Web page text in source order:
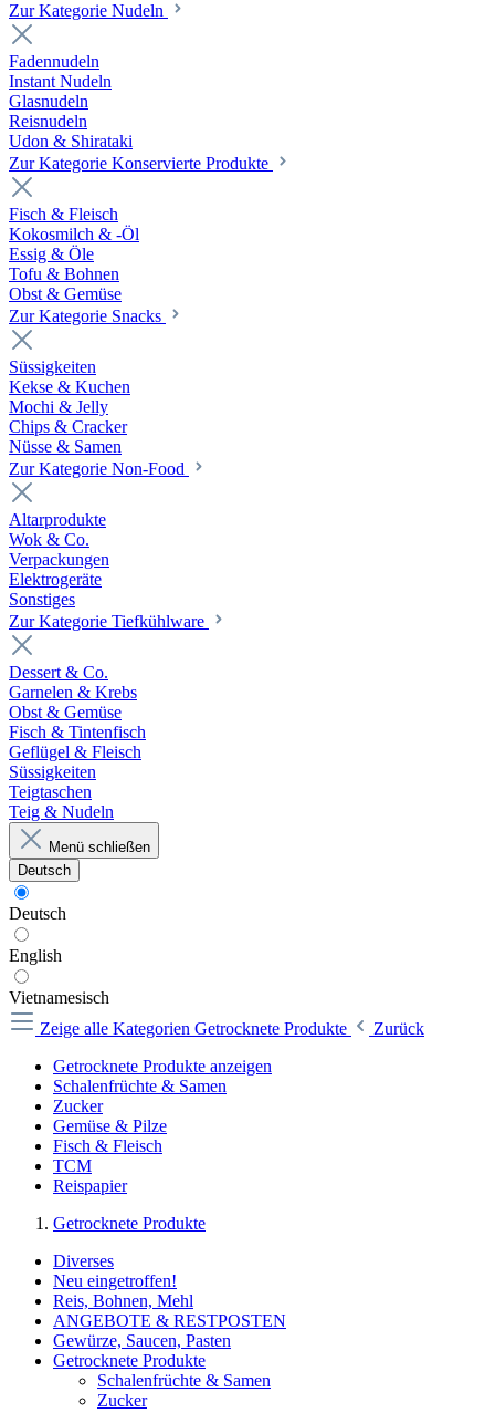
Zur Kategorie Nudeln
Fadennudeln
Instant Nudeln
Glasnudeln
Reisnudeln
Udon & Shirataki
Zur Kategorie Konservierte Produkte
Fisch & Fleisch
Kokosmilch & -Öl
Essig & Öle
Tofu & Bohnen
Obst & Gemüse
Zur Kategorie Snacks
Süssigkeiten
Kekse & Kuchen
Mochi & Jelly
Chips & Cracker
Nüsse & Samen
Zur Kategorie Non-Food
Altarprodukte
Wok & Co.
Verpackungen
Elektrogeräte
Sonstiges
Zur Kategorie Tiefkühlware
Dessert & Co.
Garnelen & Krebs
Obst & Gemüse
Fisch & Tintenfisch
Geflügel & Fleisch
Süssigkeiten
Teigtaschen
Teig & Nudeln
Menü schließen
Deutsch
Deutsch
English
Vietnamesisch
Zeige alle Kategorien Getrocknete Produkte
Zurück
Getrocknete Produkte anzeigen
Schalenfrüchte & Samen
Zucker
Gemüse & Pilze
Fisch & Fleisch
TCM
Reispapier
Getrocknete Produkte
Diverses
Neu eingetroffen!
Reis, Bohnen, Mehl
ANGEBOTE & RESTPOSTEN
Gewürze, Saucen, Pasten
Getrocknete Produkte
Schalenfrüchte & Samen
Zucker